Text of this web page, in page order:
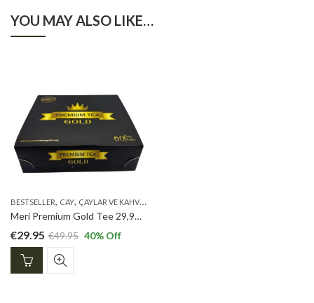
YOU MAY ALSO LIKE…
BESTSELLER, CAY, ÇAYLAR VE KAHVELER
Meri Premium Gold Tee 29,95 euro
€29.95 €49.95 40% Off